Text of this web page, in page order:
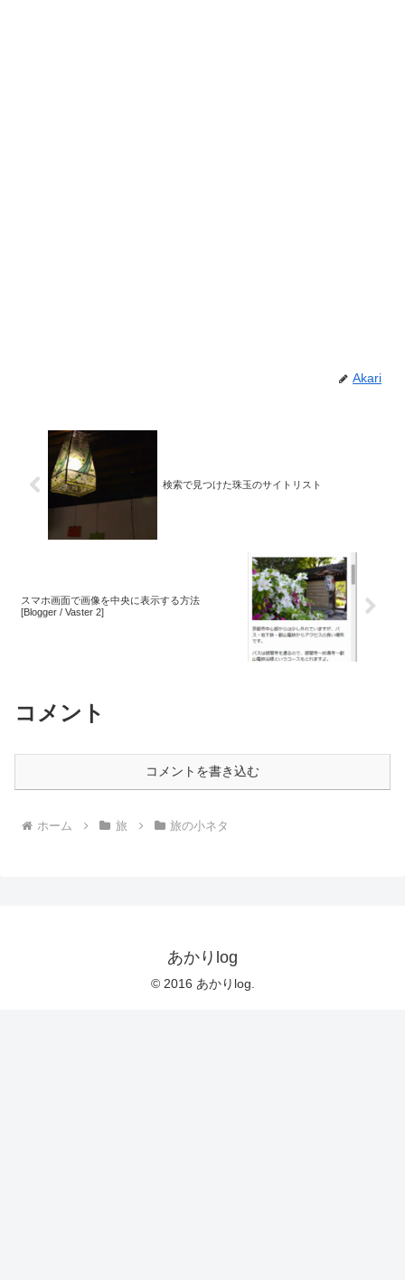
Akari
検索で見つけた珠玉のサイトリスト
スマホ画面で画像を中央に表示する方法
[Blogger / Vaster 2]
コメント
コメントを書き込む
ホーム 旅 旅の小ネタ
あかりlog
© 2016 あかりlog.